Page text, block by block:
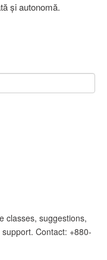
și autonomă.
classes, suggestions,
Contact: +880-